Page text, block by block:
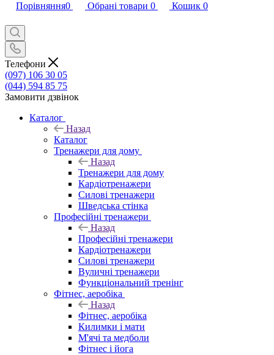
Порівняння0 Обрані товари 0 Кошик 0
Телефони
(097) 106 30 05
(044) 594 85 75
Замовити дзвінок
Каталог
Назад
Каталог
Тренажери для дому
Назад
Тренажери для дому
Кардіотренажери
Силові тренажери
Шведська стінка
Професійні тренажери
Назад
Професійні тренажери
Кардіотренажери
Силові тренажери
Вуличні тренажери
Функціональний тренінг
Фітнес, аеробіка
Назад
Фітнес, аеробіка
Килимки і мати
М'ячі та медболи
Фітнес і йога